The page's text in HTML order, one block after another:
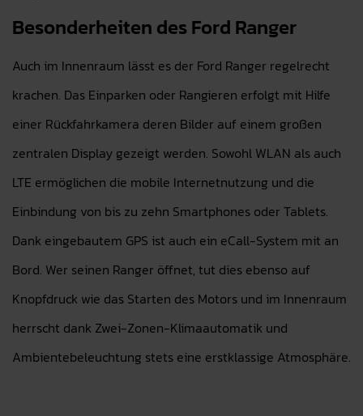
Besonderheiten des Ford Ranger
Auch im Innenraum lässt es der Ford Ranger regelrecht
krachen. Das Einparken oder Rangieren erfolgt mit Hilfe
einer Rückfahrkamera deren Bilder auf einem großen
zentralen Display gezeigt werden. Sowohl WLAN als auch
LTE ermöglichen die mobile Internetnutzung und die
Einbindung von bis zu zehn Smartphones oder Tablets.
Dank eingebautem GPS ist auch ein eCall-System mit an
Bord. Wer seinen Ranger öffnet, tut dies ebenso auf
Knopfdruck wie das Starten des Motors und im Innenraum
herrscht dank Zwei-Zonen-Klimaautomatik und
Ambientebeleuchtung stets eine erstklassige Atmosphäre.